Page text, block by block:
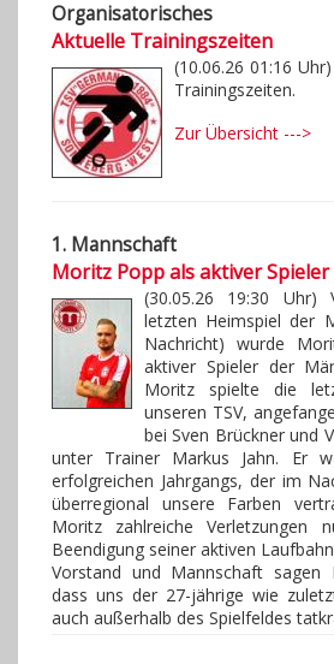
Organisatorisches
Aktuelle Trainingszeiten
(10.06.26 01:16
Trainingszeiten.
Zur Übersicht --->
1. Mannschaft
Moritz Popp als aktiver
(30.05.26 19:30
letzten Heimspiel der
Nachricht) wurde
aktiver Spieler der
Moritz spielte die
unseren TSV,
bei Sven Brückner und
unter Trainer Markus Jahn. Er
erfolgreichen Jahrgangs, der im
überregional unsere Farben
Moritz zahlreiche Verletzungen
Beendigung seiner aktiven
Vorstand und Mannschaft sagen
dass uns der 27-jährige wie
auch außerhalb des Spielfeldes